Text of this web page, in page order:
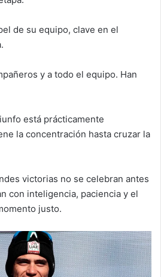
de su equipo, clave en el
y a todo el equipo. Han
está prácticamente
la concentración hasta cruzar la
victorias no se celebran antes
con inteligencia, paciencia y el
justo.